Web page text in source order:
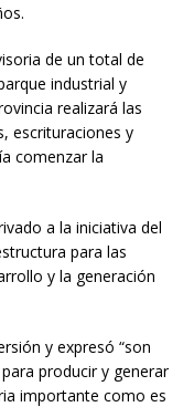
de un total de
industrial y
realizará las
escrituraciones y
comenzar la
a la iniciativa del
para las
y la generación
y expresó “son
producir y generar
importante como es